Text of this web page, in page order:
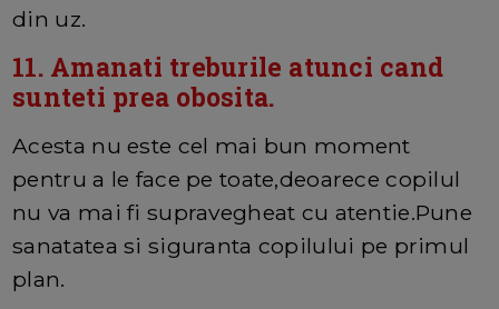
din uz.
11. Amanati treburile atunci cand
sunteti prea obosita.
Acesta nu este cel mai bun moment
pentru a le face pe toate,deoarece copilul
nu va mai fi supravegheat cu atentie.Pune
sanatatea si siguranta copilului pe primul
plan.